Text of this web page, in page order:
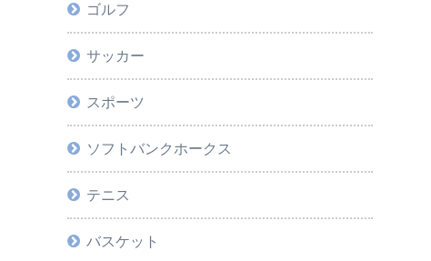
ゴルフ
サッカー
スポーツ
ソフトバンクホークス
テニス
バスケット